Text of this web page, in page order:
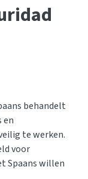
behandelt
en
te werken.
voor
Spaans willen